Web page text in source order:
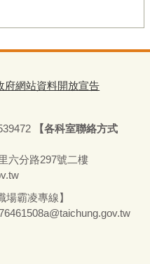
府網站資料開放宣告
【各科室聯絡方式
六分路297號二樓
場霸凌專線】